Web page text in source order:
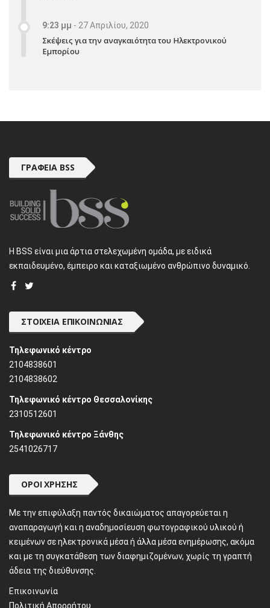
9:23 μμ - 27 Απριλίου, 2020
Σκέψεις για την αναγκαιότητα του Ηλεκτρονικού
Εμπορίου
ΓΡΑΦΕΊΑ BSS
H BSS είναι μια άρτια στελεχωμένη ομάδα, με ειδικά
εκπαιδευμένο, έμπειρο και καταξιωμένο ανθρώπινο δυναμικό.
ΣΤΟΙΧΕΊΑ ΕΠΙΚΟΙΝΩΝΊΑΣ
Τηλεφωνικό κέντρο
2104838601
2104838602
Τηλεφωνικό κέντρο Θεσσαλονίκης
2310512601
Τηλεφωνικό κέντρο Ξάνθης
2541026717
ΌΡΟΙ ΧΡΉΣΗΣ
Mε την επιφύλαξη παντός δικαιώματος απαγορεύεται η
αναπαραγωγή και η αναδημοσίευση φωτογραφικού υλικού ή
κειμένων σε ηλεκτρονικά μέσα ή άλλα μέσα ενημέρωσης, ακόμα
και με τη συγκατάθεση των διαφημιζομένων, χωρίς τη γραπτή
άδεια της διεύθυνσης.
Επικοινωνία
Πολιτική Απορρήτου